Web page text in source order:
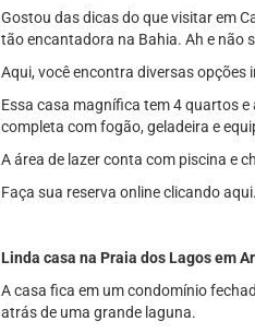
Gostou das dicas do que visitar em
tão encantadora na Bahia. Ah e não
Aqui, você encontra diversas opções
Essa casa magnífica tem 4 quartos
completa com fogão, geladeira e
A área de lazer conta com piscina e
Faça sua reserva online clicando aqui.
Linda casa na Praia dos Lagos em
A casa fica em um condomínio
atrás de uma grande laguna.